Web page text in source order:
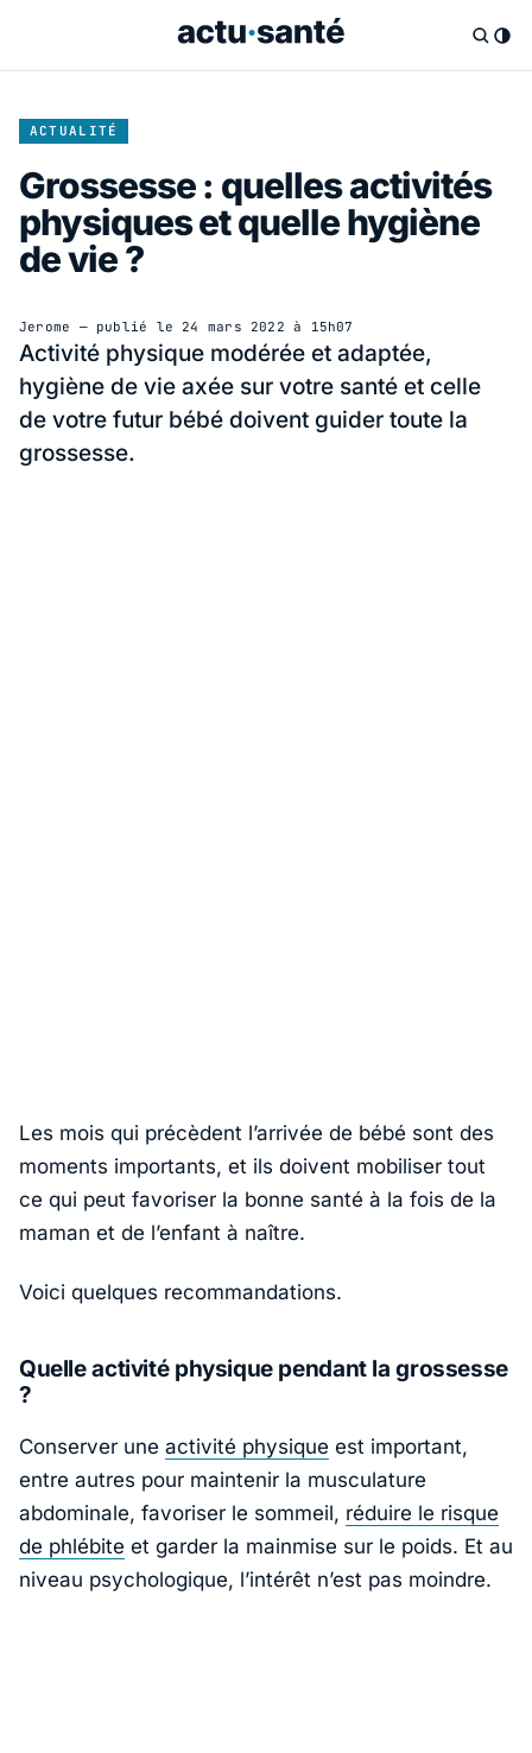
ACTUALITÉ
Grossesse : quelles activités
physiques et quelle hygiène
de vie ?
Jerome — publié le 24 mars 2022 à 15h07
Activité physique modérée et adaptée,
hygiène de vie axée sur votre santé et celle
de votre futur bébé doivent guider toute la
grossesse.
Les mois qui précèdent l’arrivée de bébé sont des
moments importants, et ils doivent mobiliser tout
ce qui peut favoriser la bonne santé à la fois de la
maman et de l’enfant à naître.
Voici quelques recommandations.
Quelle activité physique pendant la grossesse
?
Conserver une activité physique est important,
entre autres pour maintenir la musculature
abdominale, favoriser le sommeil, réduire le risque
de phlébite et garder la mainmise sur le poids. Et au
niveau psychologique, l’intérêt n’est pas moindre.